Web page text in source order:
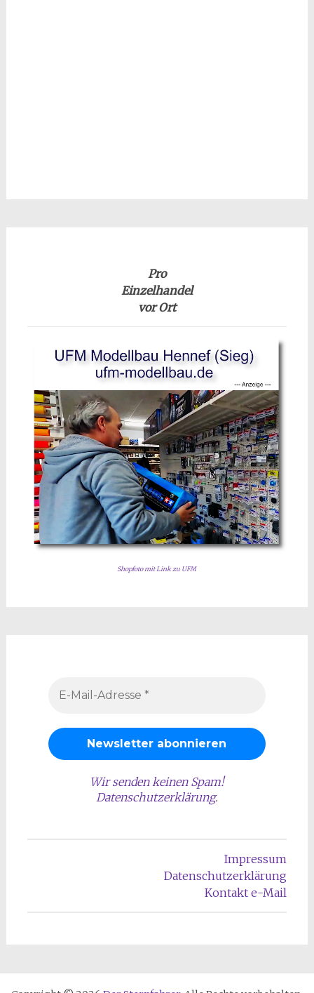
Pro
Einzelhandel
vor Ort
Shopfoto mit Link zu UFM
Wir senden keinen Spam!
Datenschutzerklärung.
Impressum
Datenschutzerklärung
Kontakt e-Mail